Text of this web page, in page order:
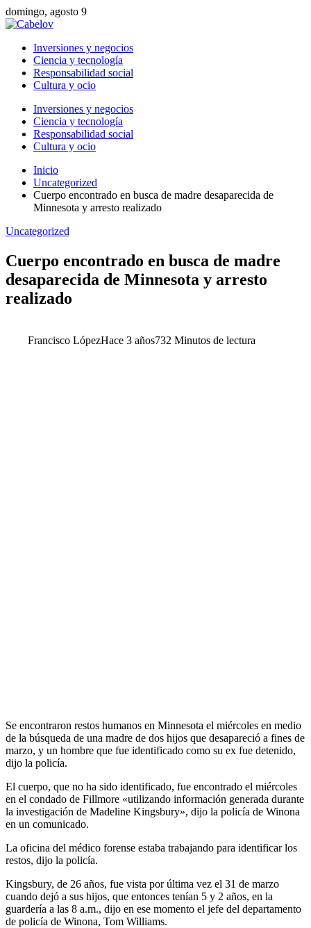
domingo, agosto 9
Inversiones y negocios
Ciencia y tecnología
Responsabilidad social
Cultura y ocio
Inversiones y negocios
Ciencia y tecnología
Responsabilidad social
Cultura y ocio
Inicio
Uncategorized
Cuerpo encontrado en busca de madre desaparecida de
Minnesota y arresto realizado
Uncategorized
Cuerpo encontrado en busca de madre
desaparecida de Minnesota y arresto
realizado
Francisco LópezHace 3 años732 Minutos de lectura
Se encontraron restos humanos en Minnesota el miércoles en medio
de la búsqueda de una madre de dos hijos que desapareció a fines de
marzo, y un hombre que fue identificado como su ex fue detenido,
dijo la policía.
El cuerpo, que no ha sido identificado, fue encontrado el miércoles
en el condado de Fillmore «utilizando información generada durante
la investigación de Madeline Kingsbury», dijo la policía de Winona
en un comunicado.
La oficina del médico forense estaba trabajando para identificar los
restos, dijo la policía.
Kingsbury, de 26 años, fue vista por última vez el 31 de marzo
cuando dejó a sus hijos, que entonces tenían 5 y 2 años, en la
guardería a las 8 a.m., dijo en ese momento el jefe del departamento
de policía de Winona, Tom Williams.